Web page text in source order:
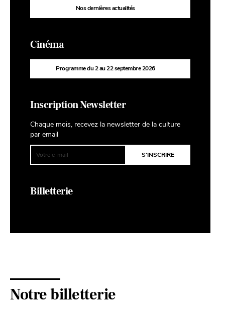
Nos dernières actualités
Cinéma
Programme du 2 au 22 septembre 2026
Inscription Newsletter
Chaque mois, recevez la newsletter de la culture
par email
Billetterie
Notre billetterie